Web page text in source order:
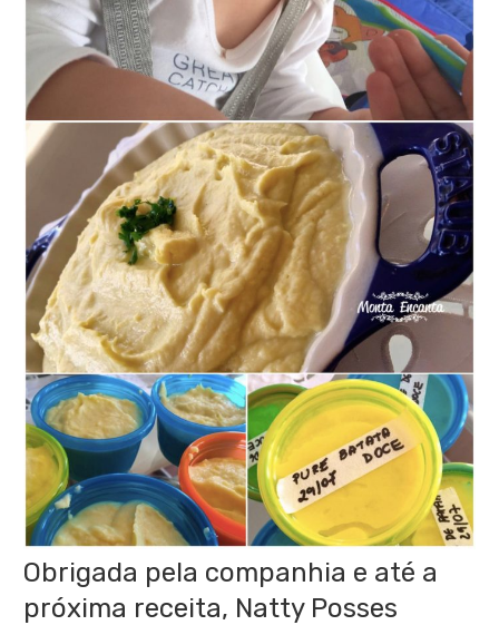
Obrigada pela companhia e até a
próxima receita, Natty Posses